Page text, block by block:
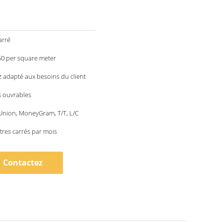
per square meter
adapté aux besoins du client
ouvrables
MoneyGram, T/T, L/C
carrés par mois
Contactez